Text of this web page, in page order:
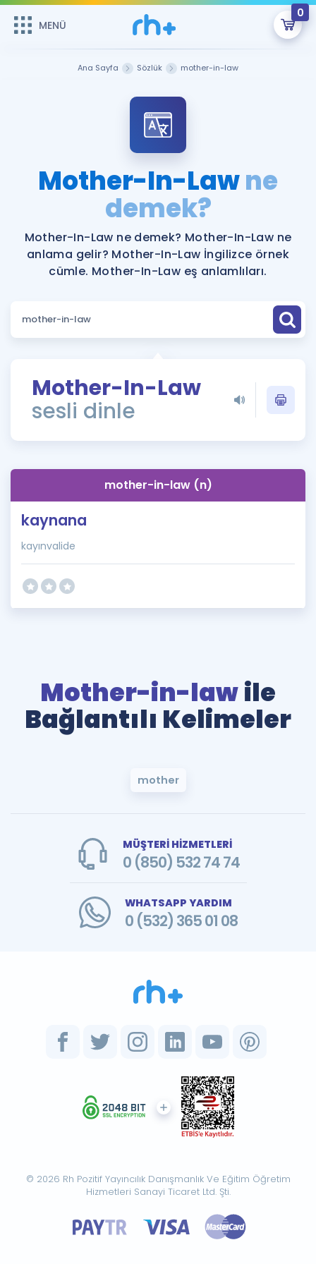
MENÜ
0
Şifremi Hatırlamıyorum
Sepetin Şu An Boş.
Remzi Hoca ile seni sınava hazırlayacak onlarca eğitim seni
bekliyor!
MENÜ
Katılımcı Görüşleri
Faydalı Araçlar
Ücretsiz Kaynaklar
ÖSYM Sınav Takvimi
Kampanyalar
İngilizce Gramer
İngilizce Gramer
Ana Sayfa Sözlük mother-in-law
Mother-In-Lawne
demek?
Mother-In-Law ne demek? Mother-In-Law ne
anlama gelir? Mother-In-Law İngilizce örnek
cümle. Mother-In-Law eş anlamlıları.
Mother-In-Law
sesli dinle
mother-in-law (n)
kaynana
kayınvalide
Mother-in-lawile
Bağlantılı Kelimeler
mother
MÜŞTERİ HİZMETLERİ
0 (850) 532 74 74
WHATSAPP YARDIM
0 (532) 365 01 08
© 2026 Rh Pozitif Yayıncılık Danışmanlık Ve Eğitim Öğretim
Hizmetleri Sanayi Ticaret Ltd. Şti.